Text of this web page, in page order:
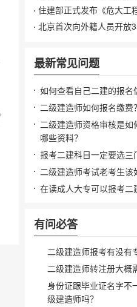
管理办法（试行）》修改
住建部正式发布《危大工
编制指南》
北京首次向外籍人员开放
最新常见问题
如何查看自己二建的报名
二级建造师如何报名缴费？
二级建造师资格审核是如
哪些资料？
报考二建科目一定要选三
二级建造师考试老考生该
在读成人大专可以报考二
有问必答
二级建造师报考有没有
二级建造师转注册大概
身份证跟毕业证名字不
级建造师吗？